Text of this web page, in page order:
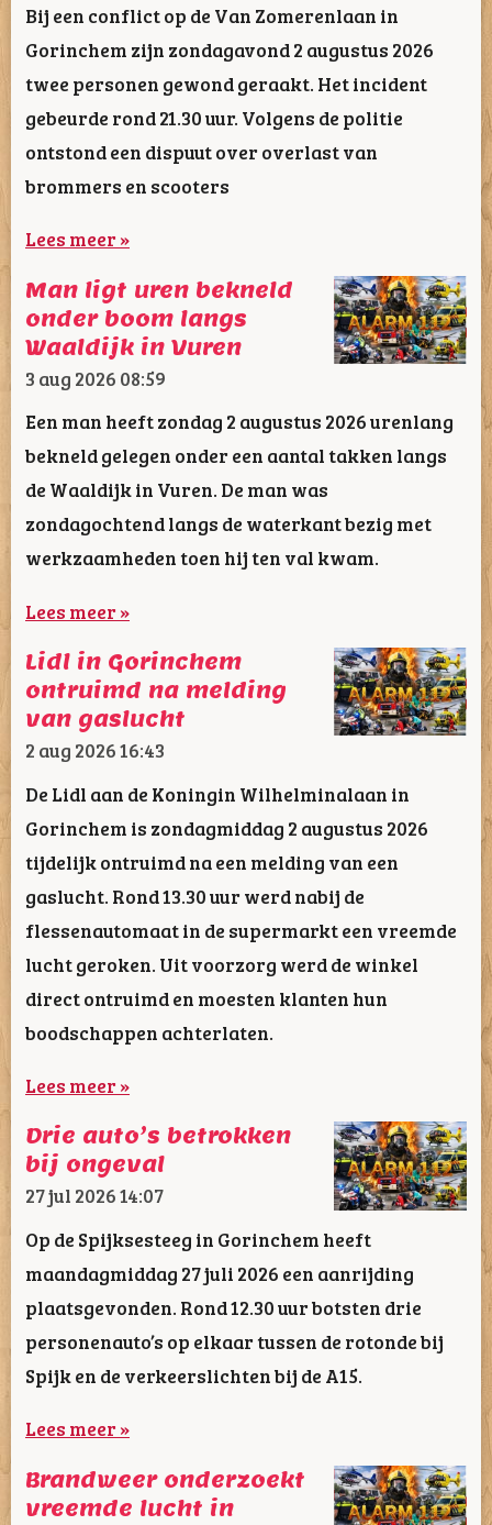
Bij een conflict op de Van Zomerenlaan in
Gorinchem zijn zondagavond 2 augustus 2026
twee personen gewond geraakt. Het incident
gebeurde rond 21.30 uur. Volgens de politie
ontstond een dispuut over overlast van
brommers en scooters
Lees meer »
Man ligt uren bekneld
onder boom langs
Waaldijk in Vuren
3 aug 2026 08:59
Een man heeft zondag 2 augustus 2026 urenlang
bekneld gelegen onder een aantal takken langs
de Waaldijk in Vuren. De man was
zondagochtend langs de waterkant bezig met
werkzaamheden toen hij ten val kwam.
Lees meer »
Lidl in Gorinchem
ontruimd na melding
van gaslucht
2 aug 202616:43
De Lidl aan de Koningin Wilhelminalaan in
Gorinchem is zondagmiddag 2 augustus 2026
tijdelijk ontruimd na een melding van een
gaslucht. Rond 13.30 uur werd nabij de
flessenautomaat in de supermarkt een vreemde
lucht geroken. Uit voorzorg werd de winkel
direct ontruimd en moesten klanten hun
boodschappen achterlaten.
Lees meer »
Drie auto’s betrokken
bij ongeval
27 jul 202614:07
Op de Spijksesteeg in Gorinchem heeft
maandagmiddag 27 juli 2026 een aanrijding
plaatsgevonden. Rond 12.30 uur botsten drie
personenauto’s op elkaar tussen de rotonde bij
Spijk en de verkeerslichten bij de A15.
Lees meer »
Brandweer onderzoekt
vreemde lucht in